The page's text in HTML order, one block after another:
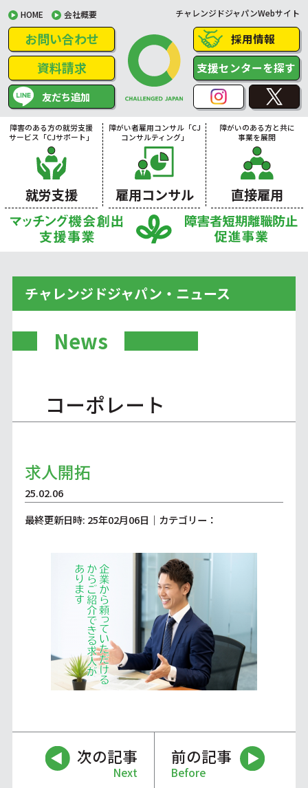
HOME 会社概要 チャレンジドジャパンWebサイト
お問い合わせ
資料請求
友だち追加
採用情報
支援センターを探す
障害のある方の就労支援
サービス「CJサポート」
就労支援
障がい者雇用コンサル「CJ
コンサルティング」
雇用コンサル
障がいのある方と共に
事業を展開
直接雇用
チャレンジドジャパン・ニュース
News
コーポレート
求人開拓
25.02.06
最終更新日時: 25年02月06日｜カテゴリー：
次の記事
Next
前の記事
Before